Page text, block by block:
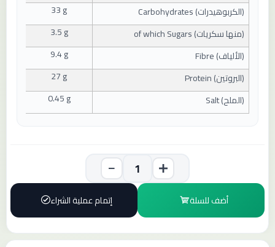
(الكربوهيدرات) Carbohydrates
33 g
(منها سكريات) of which Sugars
3.5 g
(الألياف) Fibre
9.4 g
(البروتين) Protein
27 g
(الملح) Salt
0.45 g
أضف للسلة إتمام عملية الشراء